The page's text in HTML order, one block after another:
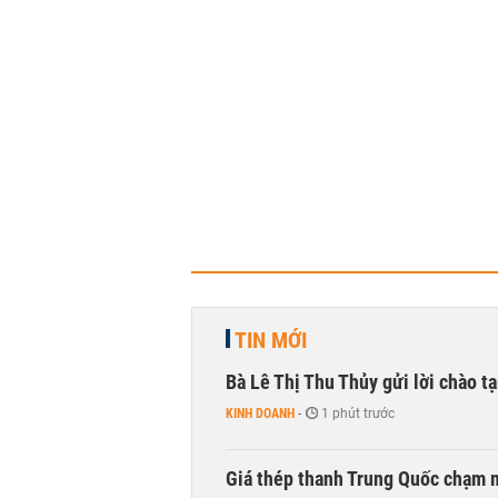
TIN MỚI
Bà Lê Thị Thu Thủy gửi lời chào
KINH DOANH - 1 phút trước
Giá thép thanh Trung Quốc